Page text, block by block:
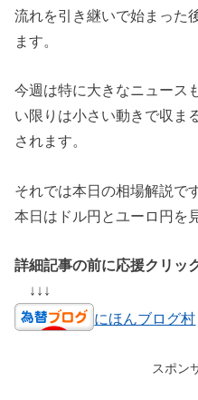
流れを引き継いで始まった
ます。
今週は特に大きなニュース
い限りは小さい動きで収ま
されます。
それでは本日の相場解説で
本日はドル円とユーロ円を
詳細記事の前に応援クリッ
↓↓↓
にほんブログ村
スポン